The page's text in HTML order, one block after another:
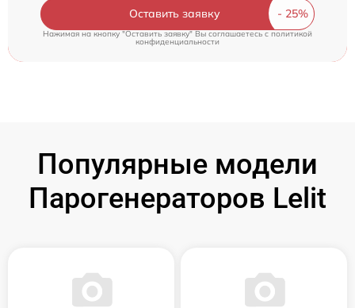
Оставить заявку
Нажимая на кнопку "Оставить заявку" Вы соглашаетесь cполитикой
конфиденциальности
Популярные модели
Парогенераторов Lelit